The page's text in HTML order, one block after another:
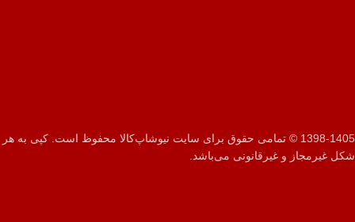
1398-1405 © تمامی حقوق برای سایت نیوشاپ‌کالا محفوظ است. کپی به هر
شکل غیرمجاز و غیرقانونی می‌باشد.